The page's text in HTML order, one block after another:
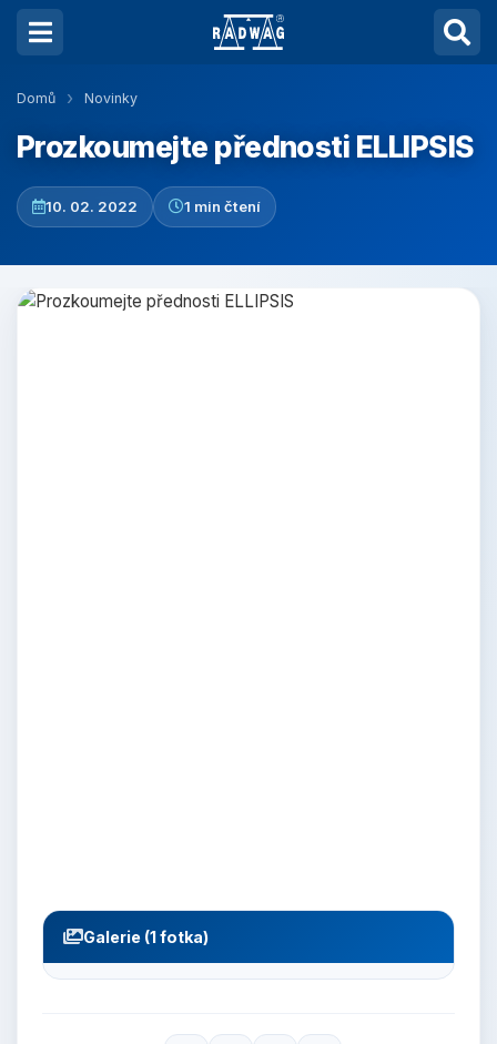
Domů Novinky
Prozkoumejte přednosti ELLIPSIS
10. 02. 2022 1 min čtení
Galerie (1 fotka)